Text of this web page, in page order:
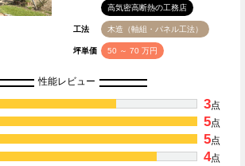
高気密高断熱の工務店
工法 木造（軸組・パネル工法）
坪単価 50 ～ 70 万円
性能レビュー
3点
5点
5点
4点